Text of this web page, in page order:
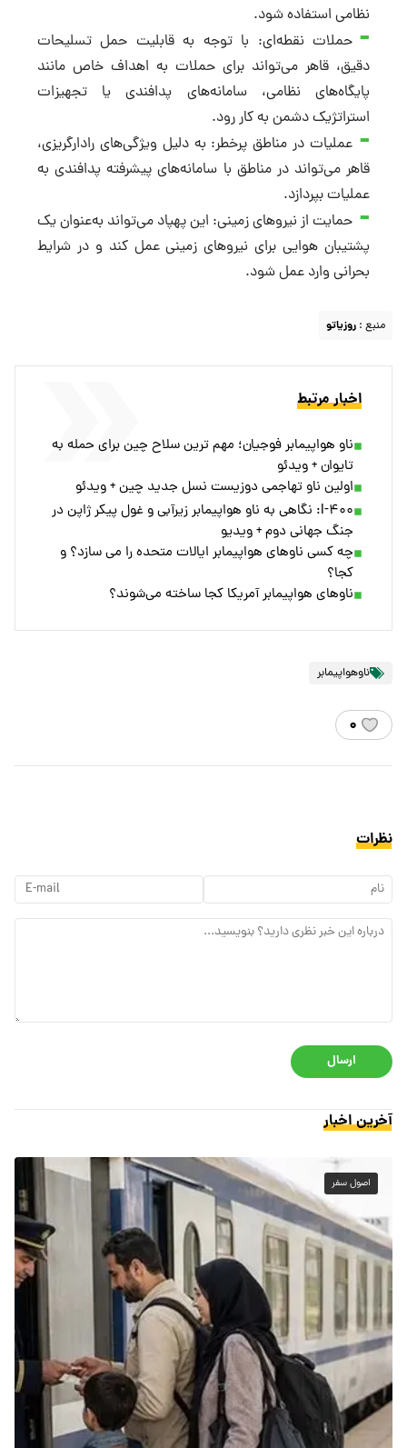
نظامی استفاده شود.
حملات نقطه‌ای: با توجه به قابلیت حمل تسلیحات
دقیق، قاهر می‌تواند برای حملات به اهداف خاص مانند
پایگاه‌های نظامی، سامانه‌های پدافندی یا تجهیزات
استراتژیک دشمن به کار رود.
عملیات در مناطق پرخطر: به دلیل ویژگی‌های رادارگریزی،
قاهر می‌تواند در مناطق با سامانه‌های پیشرفته پدافندی به
عملیات بپردازد.
حمایت از نیروهای زمینی: این پهپاد می‌تواند به‌عنوان یک
پشتیبان هوایی برای نیروهای زمینی عمل کند و در شرایط
بحرانی وارد عمل شود.
منبع : روزیاتو
اخبار مرتبط
ناو هواپیمابر فوجیان؛ مهم ترین سلاح چین برای حمله به
تایوان + ویدئو
اولین ناو تهاجمی دوزیست نسل جدید چین + ویدئو
I-۴۰۰: نگاهی به ناو هواپیمابر زیرآبی و غول پیکر ژاپن در
جنگ جهانی دوم + ویدیو
چه کسی ناوهای هواپیمابر ایالات متحده را می سازد؟ و
کجا؟
ناوهای هواپیمابر آمریکا کجا ساخته می‌شوند؟
ناوهواپیمابر
۰
نظرات
ارسال
آخرین اخبار
اصول سفر